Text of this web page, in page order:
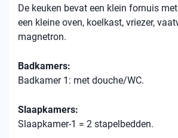
De keuken bevat een klein fornuis
een kleine oven, koelkast, vriezer,
magnetron.
Badkamers:
Badkamer 1: met douche/WC.
Slaapkamers:
Slaapkamer-1 = 2 stapelbedden.